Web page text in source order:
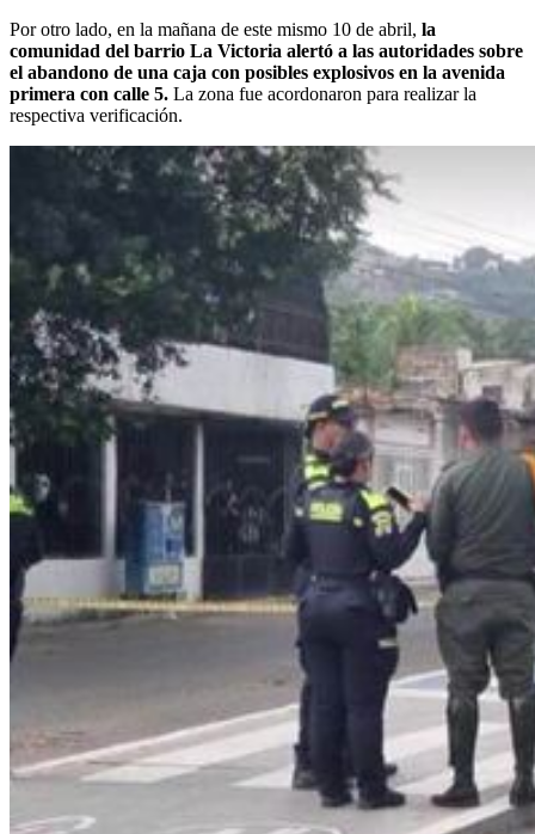
Por otro lado, en la mañana de este mismo 10 de abril, la
comunidad del barrio La Victoria alertó a las autoridades sobre
el abandono de una caja con posibles explosivos en la avenida
primera con calle 5. La zona fue acordonaron para realizar la
respectiva verificación.